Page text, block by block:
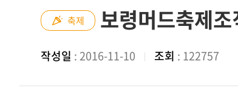
축제 보령머드축제
작성일 : 2016-11-10 조회 : 122757